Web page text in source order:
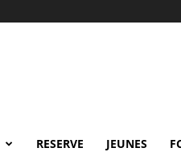
RESERVE JEUNES